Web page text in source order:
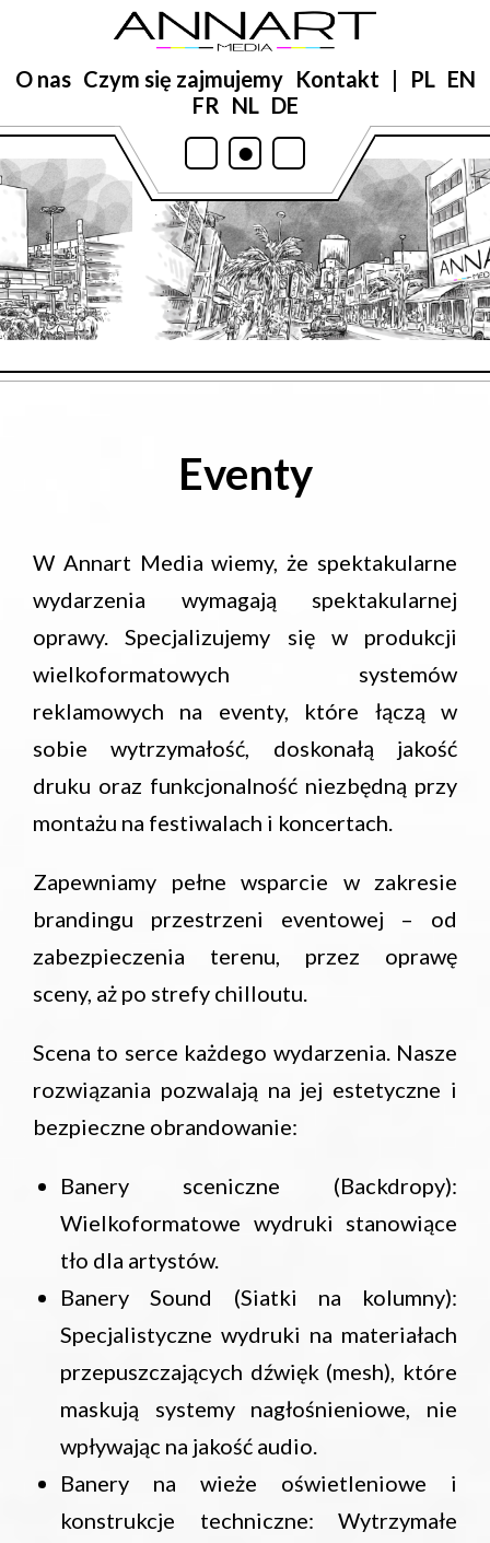
O nas Czym się zajmujemy Kontakt | PL EN
FR NL DE
• • •
Eventy
W Annart Media wiemy, że spektakularne
wydarzenia wymagają spektakularnej
oprawy. Specjalizujemy się w produkcji
wielkoformatowych systemów
reklamowych na eventy, które łączą w
sobie wytrzymałość, doskonałą jakość
druku oraz funkcjonalność niezbędną przy
montażu na festiwalach i koncertach.
Zapewniamy pełne wsparcie w zakresie
brandingu przestrzeni eventowej – od
zabezpieczenia terenu, przez oprawę
sceny, aż po strefy chilloutu.
Scena to serce każdego wydarzenia. Nasze
rozwiązania pozwalają na jej estetyczne i
bezpieczne obrandowanie:
Banery sceniczne (Backdropy):
Wielkoformatowe wydruki stanowiące
tło dla artystów.
Banery Sound (Siatki na kolumny):
Specjalistyczne wydruki na materiałach
przepuszczających dźwięk (mesh), które
maskują systemy nagłośnieniowe, nie
wpływając na jakość audio.
Banery na wieże oświetleniowe i
konstrukcje techniczne: Wytrzymałe